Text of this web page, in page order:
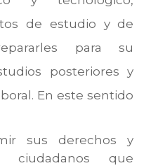
de estudio y de
para su
posteriores y
En este sentido
sus derechos y
ciudadanos que